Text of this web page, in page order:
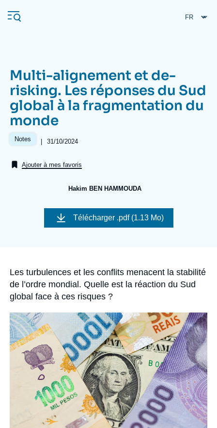
au
contenu
Navigation
principale
L'Ifri
Analyses
Se connecter
Multi-alignement et de-
risking. Les réponses du Sud
global à la fragmentation du
monde
Notes |
Date
publication
31/10/2024
Ajouter à mes favoris
Hakim BEN HAMMOUDA
Image
couverture
Télécharger .pdf (1.13 Mo)
Accroche
Les turbulences et les conflits menacent la stabilité
de l’ordre mondial. Quelle est la réaction du Sud
global face à ces risques ?
Image
principale